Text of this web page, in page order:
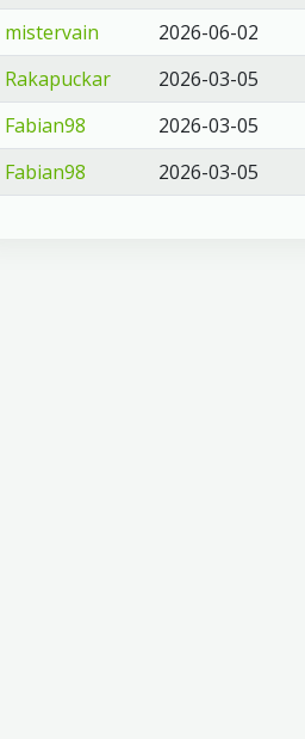
mistervain
2026-06-02
Rakapuckar
2026-03-05
Fabian98
2026-03-05
Fabian98
2026-03-05